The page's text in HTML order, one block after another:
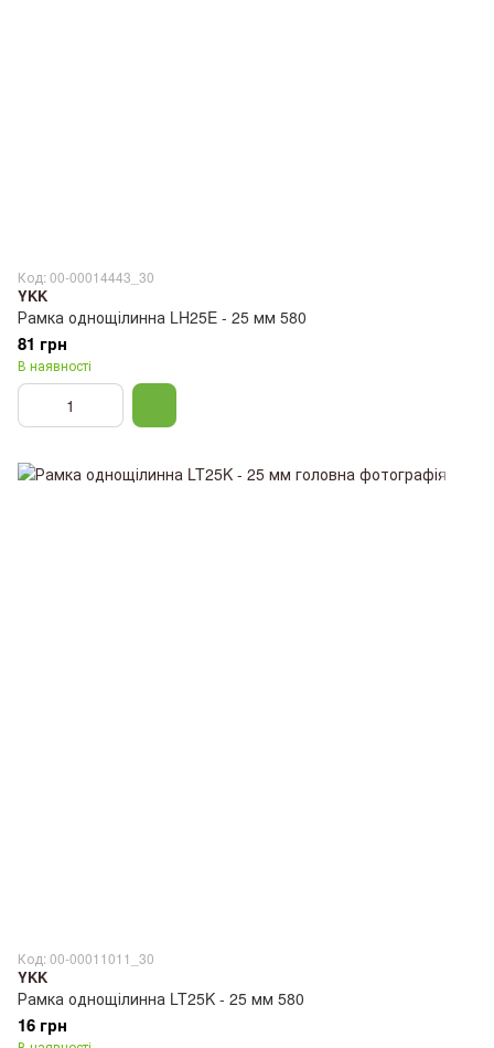
Код: 00-00014443_30
YKK
Рамка однощілинна LH25E - 25 мм 580
81 грн
В наявності
Код: 00-00011011_30
YKK
Рамка однощілинна LT25K - 25 мм 580
16 грн